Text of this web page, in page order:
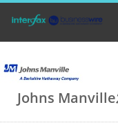
Johns Manville